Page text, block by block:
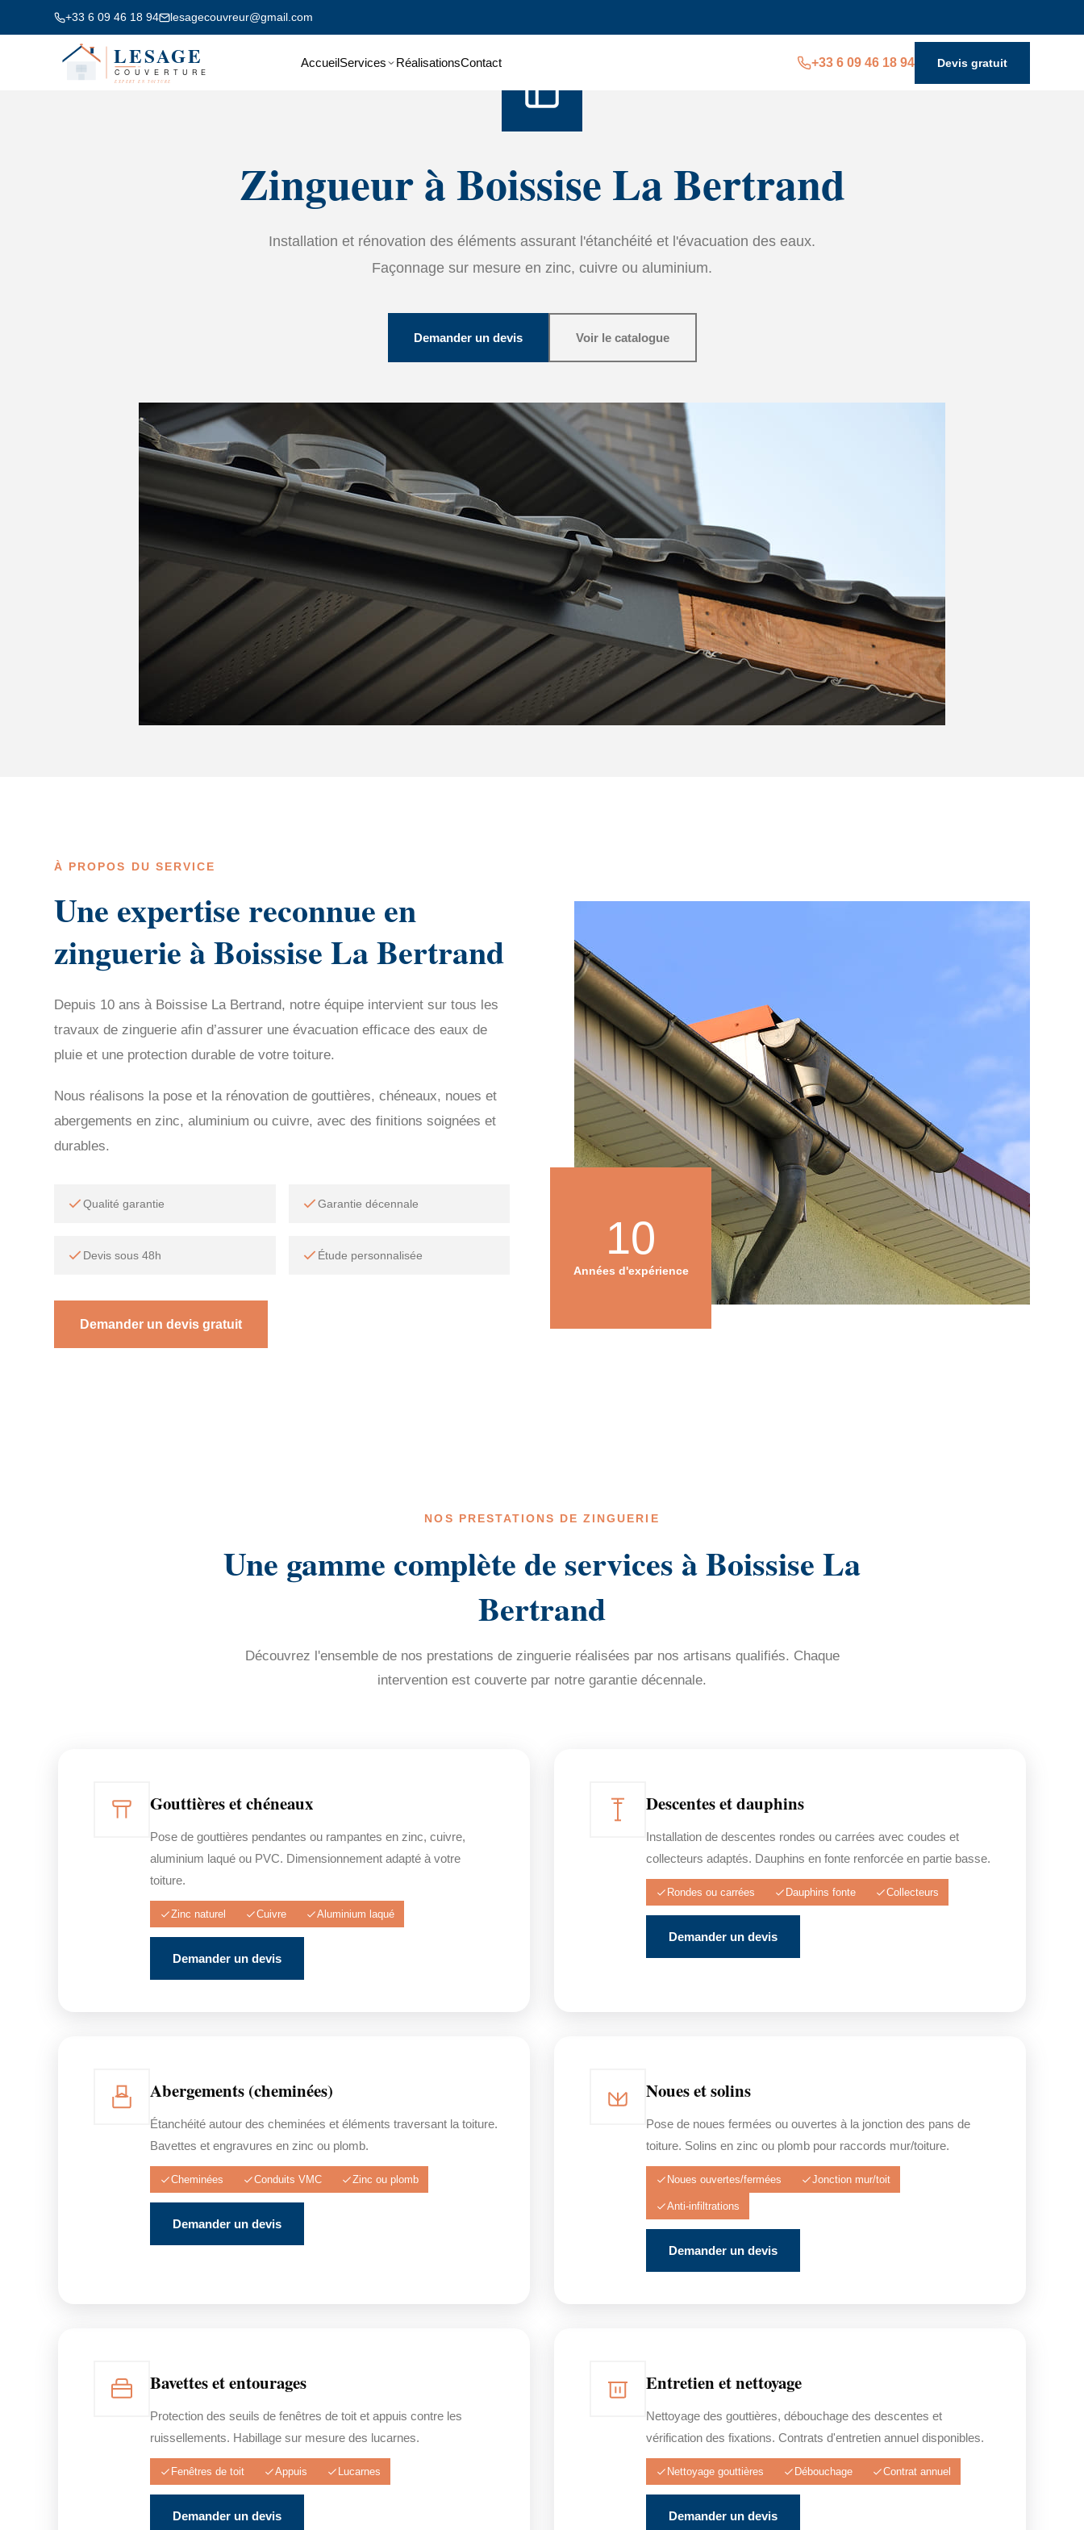
+33 6 09 46 18 94 lesagecouvreur@gmail.com
AccueilServices RéalisationsContact +33 6 09 46 18 94 Devis gratuit
Zingueur à Boissise La Bertrand
Installation et rénovation des éléments assurant l'étanchéité et l'évacuation des eaux.
Façonnage sur mesure en zinc, cuivre ou aluminium.
Demander un devis Voir le catalogue
À PROPOS DU SERVICE
Une expertise reconnue en
zinguerie à Boissise La Bertrand
Depuis 10 ans à Boissise La Bertrand, notre équipe intervient sur tous les
travaux de zinguerie afin d’assurer une évacuation efficace des eaux de
pluie et une protection durable de votre toiture.
Nous réalisons la pose et la rénovation de gouttières, chéneaux, noues et
abergements en zinc, aluminium ou cuivre, avec des finitions soignées et
durables.
Qualité garantie Garantie décennale
Devis sous 48h Étude personnalisée
Demander un devis gratuit
10
Années d'expérience
NOS PRESTATIONS DE ZINGUERIE
Une gamme complète de services à Boissise La
Bertrand
Découvrez l'ensemble de nos prestations de zinguerie réalisées par nos artisans qualifiés. Chaque
intervention est couverte par notre garantie décennale.
Gouttières et chéneaux
Pose de gouttières pendantes ou rampantes en zinc, cuivre,
aluminium laqué ou PVC. Dimensionnement adapté à votre
toiture.
Zinc naturel Cuivre Aluminium laqué
Demander un devis
Descentes et dauphins
Installation de descentes rondes ou carrées avec coudes et
collecteurs adaptés. Dauphins en fonte renforcée en partie basse.
Rondes ou carrées Dauphins fonte Collecteurs
Demander un devis
Abergements (cheminées)
Étanchéité autour des cheminées et éléments traversant la toiture.
Bavettes et engravures en zinc ou plomb.
Cheminées Conduits VMC Zinc ou plomb
Demander un devis
Noues et solins
Pose de noues fermées ou ouvertes à la jonction des pans de
toiture. Solins en zinc ou plomb pour raccords mur/toiture.
Noues ouvertes/fermées Jonction mur/toit
Anti-infiltrations
Demander un devis
Bavettes et entourages
Protection des seuils de fenêtres de toit et appuis contre les
ruissellements. Habillage sur mesure des lucarnes.
Fenêtres de toit Appuis Lucarnes
Demander un devis
Entretien et nettoyage
Nettoyage des gouttières, débouchage des descentes et
vérification des fixations. Contrats d'entretien annuel disponibles.
Nettoyage gouttières Débouchage Contrat annuel
Demander un devis